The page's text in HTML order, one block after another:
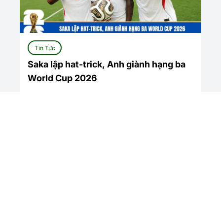
Tin Tức
Saka lập hat-trick, Anh giành hạng ba
World Cup 2026